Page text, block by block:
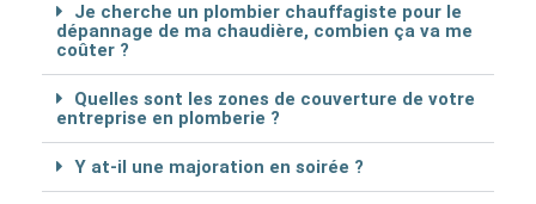
Je cherche un plombier chauffagiste pour le
dépannage de ma chaudière, combien ça va me
coûter ?
Quelles sont les zones de couverture de votre
entreprise en plomberie ?
Y at-il une majoration en soirée ?